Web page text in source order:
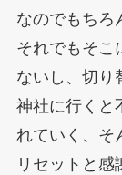
なのでもちろ
それでもそこ
ないし、切り
神社に行くと
れていく、そ
リセットと感